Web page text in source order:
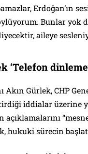
Erdoğan’ın
Bunlar yok
aileye
‘Telefon
Akın Gürlek, CHP
iddialar üzerine
açıklamalarını
hukuki sürecin